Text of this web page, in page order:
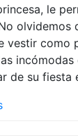
le
olvidemos
vestir como
de su fiesta